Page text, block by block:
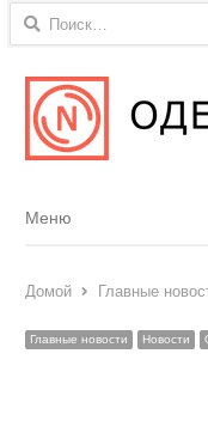
Найти:
Menu
Меню
Домой Главные
Главные новости Новости